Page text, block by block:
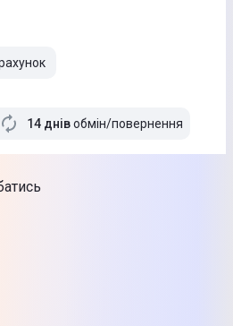
14 днівобмін/повернення